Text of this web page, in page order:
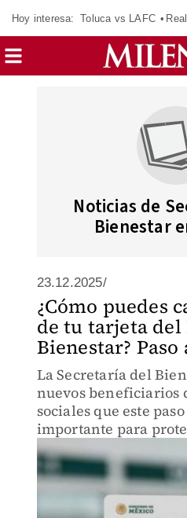
Hoy interesa: Toluca vs LAFC
Noticias de
Bienestar
23.12.2025/
¿Cómo puedes
de tu tarjeta del
Bienestar? Paso
La Secretaría del
nuevos beneficiarios
sociales que este
importante para